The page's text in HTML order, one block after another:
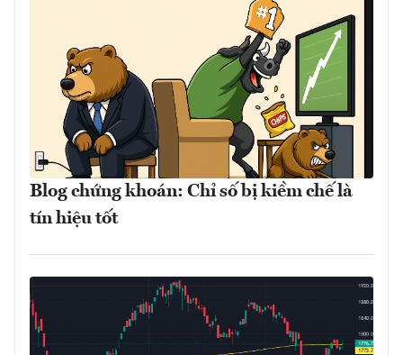
Blog chứng khoán: Chỉ số bị kiềm chế là
tín hiệu tốt